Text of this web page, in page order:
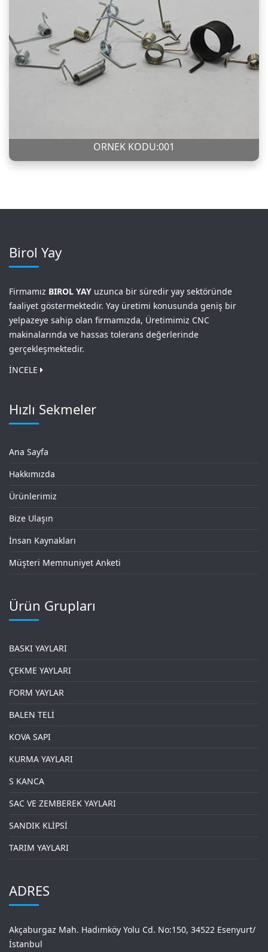
ÖRNEK KODU:001
Birol Yay
Firmamız BIROL YAY uzunca bir süredir yay sektöründe
faaliyet göstermektedir. Yay üretimi konusunda geniş bir
yelpazeye sahip olan firmamızda, Üretimimiz CNC
makinalarında ve hassas tolerans değerlerinde
gerçekleşmektedir.
İNCELE
Hızlı Sekmeler
Ana Sayfa
Hakkımızda
Ürünlerimiz
Bize Ulaşın
İnsan Kaynakları
Müşteri Memnuniyet Anketi
Ürün Grupları
BASKI YAYLARI
ÇEKME YAYLARI
FORM YAYLAR
BALEN TELİ
KOVA SAPI
KURMA YAYLARI
S KANCA
SAC VE ZEMBEREK YAYLARI
SANDIK KLİPSİ
TARIM YAYLARI
ADRES
Akçaburgaz Mah. Hadımköy Yolu Cd. No:150, 34522 Esenyurt/
İstanbul